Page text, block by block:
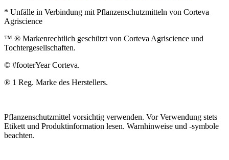
* Unfälle in Verbindung mit Pflanzenschutzmitteln von Corteva
Agriscience
™ ® Markenrechtlich geschützt von Corteva Agriscience und
Tochtergesellschaften.
© #footerYear Corteva.
® 1 Reg. Marke des Herstellers.
Pflanzenschutzmittel vorsichtig verwenden. Vor Verwendung stets
Etikett und Produktinformation lesen. Warnhinweise und -symbole
beachten.